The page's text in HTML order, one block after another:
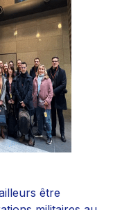
être